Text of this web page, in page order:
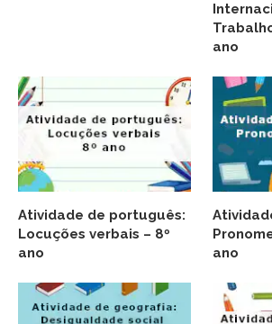
ano
Atividade de português:
Locuções verbais – 8º
ano
ano